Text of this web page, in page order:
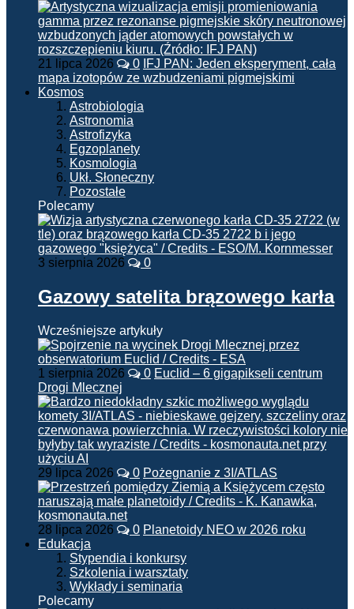
21 lipca 2026 0 IFJ PAN: Jeden eksperyment, cała
mapa izotopów ze wzbudzeniami pigmejskimi
Kosmos
Astrobiologia
Astronomia
Astrofizyka
Egzoplanety
Kosmologia
Ukł. Słoneczny
Pozostałe
Polecamy
3 sierpnia 2026 0
Gazowy satelita brązowego karła
Wcześniejsze artykuły
1 sierpnia 2026 0 Euclid – 6 gigapikseli centrum
Drogi Mlecznej
29 lipca 2026 0 Pożegnanie z 3I/ATLAS
28 lipca 2026 0 Planetoidy NEO w 2026 roku
Edukacja
Stypendia i konkursy
Szkolenia i warsztaty
Wykłady i seminaria
Polecamy